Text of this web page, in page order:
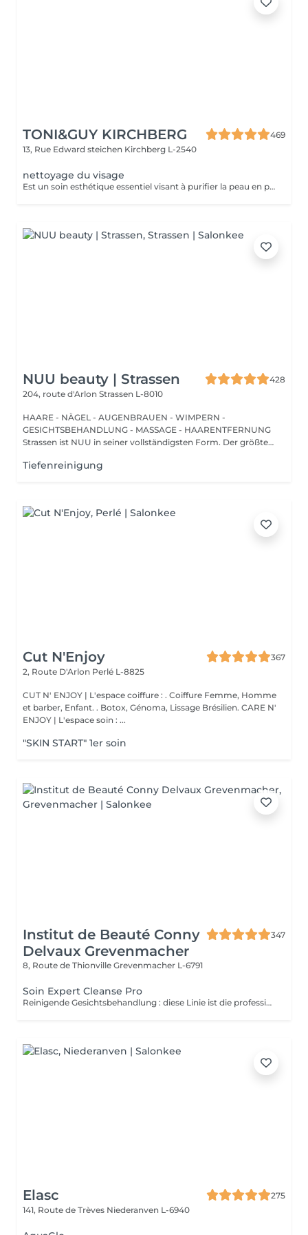
TONI&GUY KIRCHBERG
469
13, Rue Edward steichen Kirchberg L-2540
nettoyage du visage
Est un soin esthétique essentiel visant à purifier la peau en profondeur et a lui donner éclat et fraicheur
NUU beauty | Strassen
428
204, route d'Arlon Strassen L-8010
HAARE - NÄGEL - AUGENBRAUEN - WIMPERN -
GESICHTSBEHANDLUNG - MASSAGE - HAARENTFERNUNG
Strassen ist NUU in seiner vollständigsten Form. Der größte
Tiefenreinigung
Cut N'Enjoy
367
2, Route D'Arlon Perlé L-8825
CUT N' ENJOY | L'espace coiffure : . Coiffure Femme, Homme
et barber, Enfant. . Botox, Génoma, Lissage Brésilien. CARE N'
ENJOY | L'espace soin : ...
"SKIN START" 1er soin
Institut de Beauté Conny
Delvaux Grevenmacher
347
8, Route de Thionville Grevenmacher L-6791
Soin Expert Cleanse Pro
Reinigende Gesichtsbehandlung : diese Linie ist die professionelle Kosmetiklinie im Bereich der Gesichtsdermohygiene. Expert Cleanse Pro wurde mit umweltverträglichen Produkten formuliert und ist neben der gründlichen Reinigung und Pflege ideal für die Vorbereitung der Haut.
Elasc
275
141, Route de Trèves Niederanven L-6940